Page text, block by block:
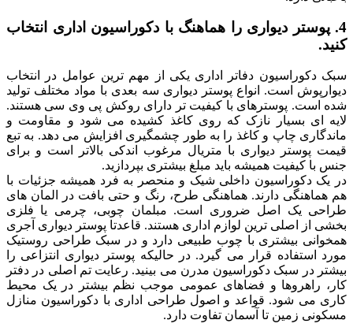
4. پوستر دیواری را هماهنگ با دکوراسیون اداری انتخاب
کنید.
سبک دکوراسیون دفاتر اداری یکی از مهم ترین عوامل در انتخاب
دیوارپوش است. انواع پوستر دیواری سه بعدی با مواد مختلف تولید
شده است. پوسترهای با کیفیت تر دارای روکش پی وی سی هستند.
لایه ای بسیار نازک که روی کاغذ کشیده می شود و مقاومت و
ماندگاری چاپ و کاغذ را به طور چشمگیری افزایش می دهد. به تبع
قیمت پوستر دیواری با متریال مرغوب اندکی بالاتر است و برای
جنس با کیفیت همیشه باید مبلغ بیشتری بپردازید.
در یک دکوراسیون داخلی شیک و منحصر به فرد همیشه جزئیات با
هم هماهنگی دارند. هماهنگی طرح، رنگ و حتی بافت در المان های
طراحی یک اصل ضروری است. مبلمان چوبی، چرمی یا فلزی
بخشی از اصلی ترین لوازم اداری هستند. قاعدتا پوستر دیواری آجری
همخوانی بیشتری با چوب طبیعی دارد و در سبک طراحی روستیک
مورد استفاده قرار می گیرد. در حالیکه پوستر دیواری انتزاعی را
بیشتر در سبک دکوراسیون مدرن می بینید. رعایت تم اصلی در دفتر
کار، راهروها و فضاهای عمومی موجب نظم بیشتر در یک محیط
کاری می شود. قواعد و اصول طراحی اداری با دکوراسیون منازل
مسکونی زمین تا آسمان تفاوت دارد.